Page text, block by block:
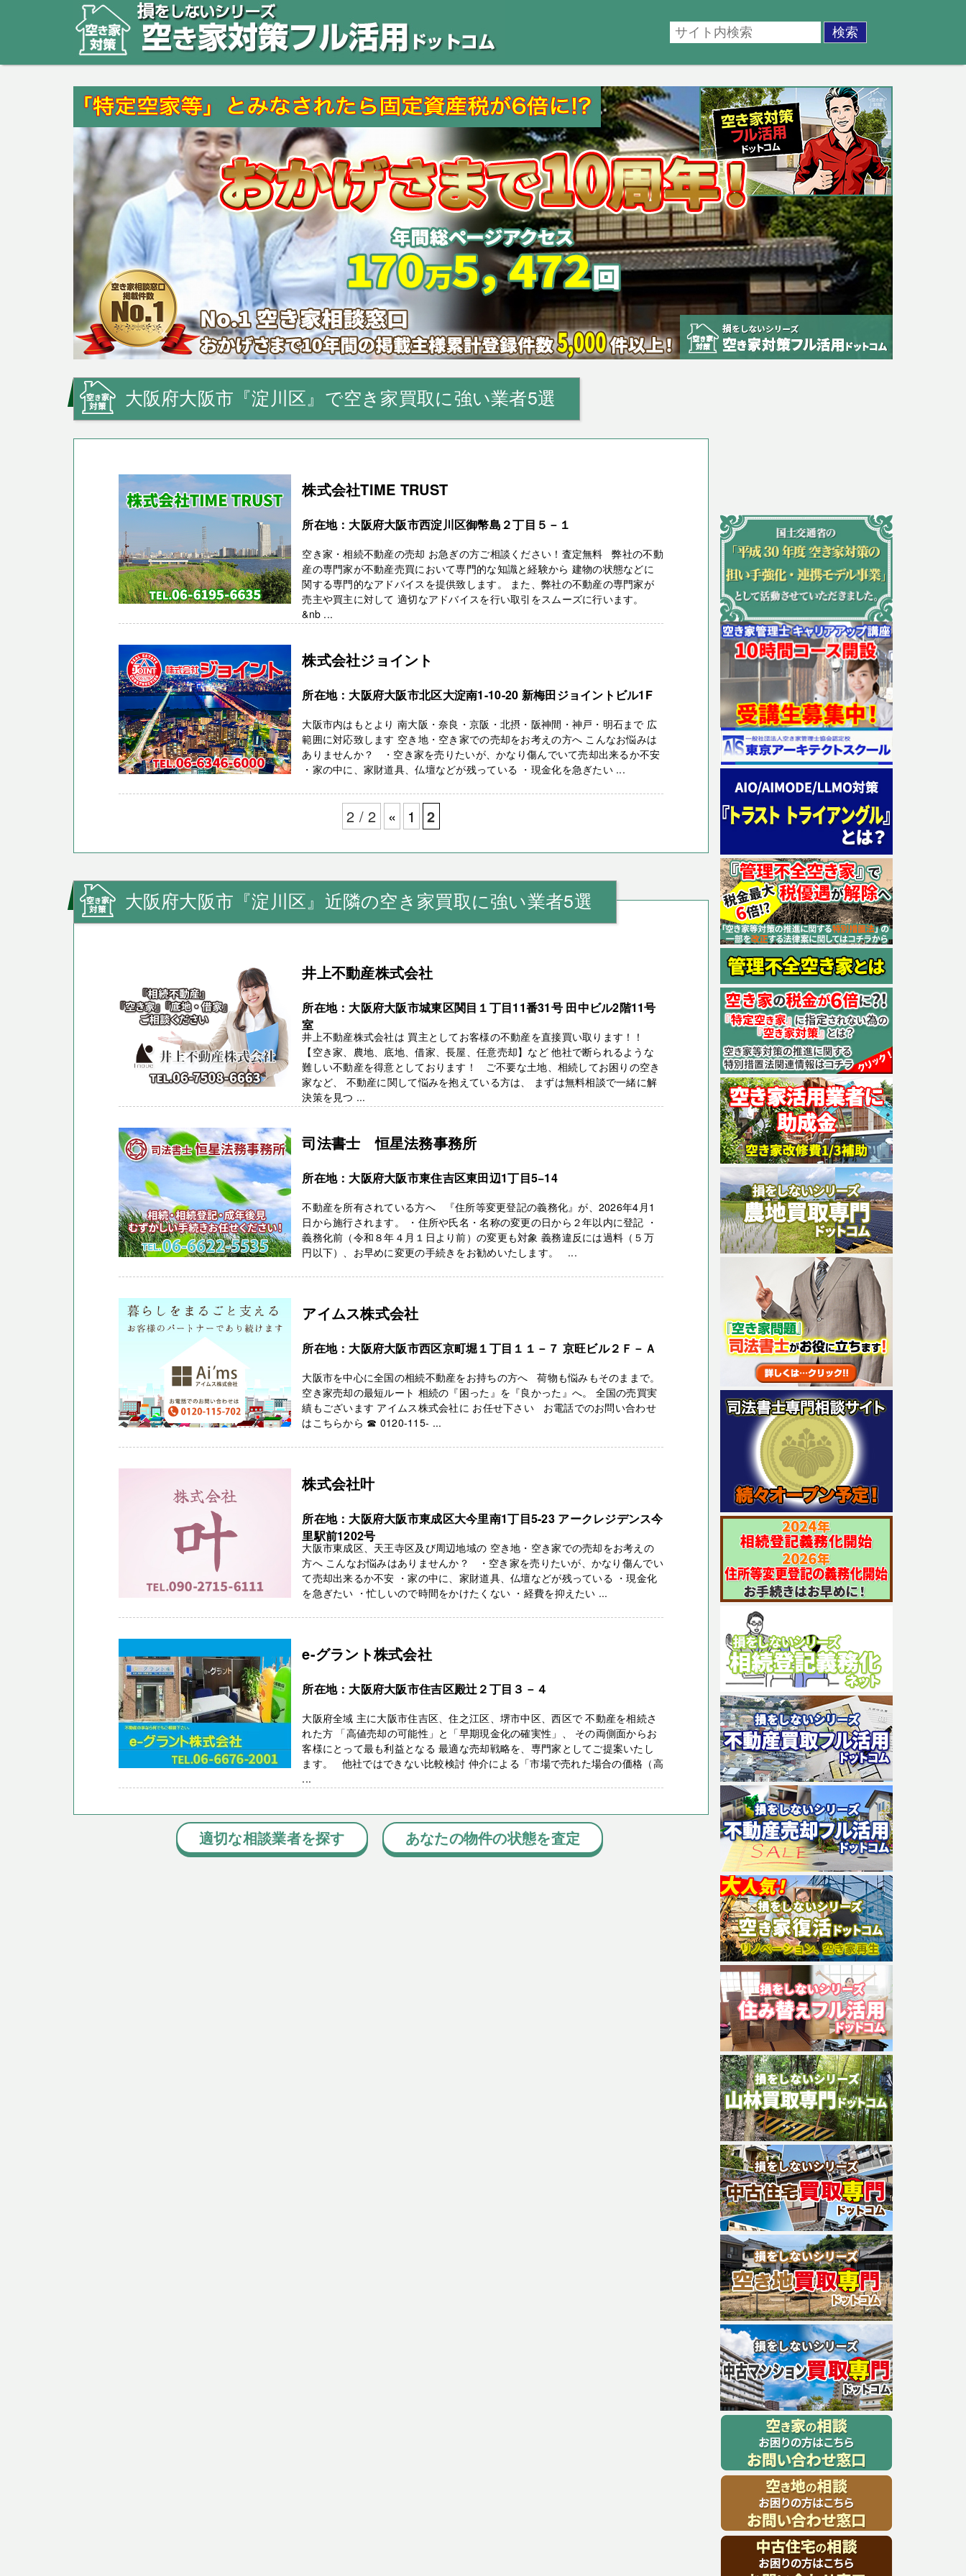
大阪府大阪市『淀川区』で空き家買取に強い業者5選
株式会社TIME TRUST
所在地：大阪府大阪市西淀川区御幣島２丁目５－１
空き家・相続不動産の売却 お急ぎの方ご相談ください！査定無料 弊社の不動
産の専門家が不動産売買において専門的な知識と経験から 建物の状態などに
関する専門的なアドバイスを提供致します。 また、弊社の不動産の専門家が
売主や買主に対して 適切なアドバイスを行い取引をスムーズに行います。
&nb ...
株式会社ジョイント
所在地：大阪府大阪市北区大淀南1-10-20 新梅田ジョイントビル1F
大阪市内はもとより 南大阪・奈良・京阪・北摂・阪神間・神戸・明石まで 広
範囲に対応致します 空き地・空き家での売却をお考えの方へ こんなお悩みは
ありませんか？ ・空き家を売りたいが、かなり傷んでいて売却出来るか不安
・家の中に、家財道具、仏壇などが残っている ・現金化を急ぎたい ...
2 / 2 « 1 2
大阪府大阪市『淀川区』近隣の空き家買取に強い業者5選
井上不動産株式会社
所在地：大阪府大阪市城東区関目１丁目11番31号 田中ビル2階11号
室
井上不動産株式会社は 買主としてお客様の不動産を直接買い取ります！！
【空き家、農地、底地、借家、長屋、任意売却】など 他社で断られるような
難しい不動産を得意としております！ ご不要な土地、相続してお困りの空き
家など、 不動産に関して悩みを抱えている方は、 まずは無料相談で一緒に解
決策を見つ ...
司法書士 恒星法務事務所
所在地：大阪府大阪市東住吉区東田辺1丁目5−14
不動産を所有されている方へ 『住所等変更登記の義務化』が、2026年4月1
日から施行されます。 ・住所や氏名・名称の変更の日から２年以内に登記 ・
義務化前（令和８年４月１日より前）の変更も対象 義務違反には過料（５万
円以下）、お早めに変更の手続きをお勧めいたします。 ...
アイムス株式会社
所在地：大阪府大阪市西区京町堀１丁目１１－７ 京旺ビル２Ｆ－Ａ
大阪市を中心に全国の相続不動産をお持ちの方へ 荷物も悩みもそのままで。
空き家売却の最短ルート 相続の『困った』を『良かった』へ。 全国の売買実
績もございます アイムス株式会社に お任せ下さい お電話でのお問い合わせ
はこちらから ☎ 0120-115- ...
株式会社叶
所在地：大阪府大阪市東成区大今里南1丁目5-23 アークレジデンス今
里駅前1202号
大阪市東成区、天王寺区及び周辺地域の 空き地・空き家での売却をお考えの
方へ こんなお悩みはありませんか？ ・空き家を売りたいが、かなり傷んでい
て売却出来るか不安 ・家の中に、家財道具、仏壇などが残っている ・現金化
を急ぎたい ・忙しいので時間をかけたくない ・経費を抑えたい ...
e-グラント株式会社
所在地：大阪府大阪市住吉区殿辻２丁目３－４
大阪府全域 主に大阪市住吉区、住之江区、堺市中区、西区で 不動産を相続さ
れた方 「高値売却の可能性」と「早期現金化の確実性」、 その両側面からお
客様にとって最も利益となる 最適な売却戦略を、専門家としてご提案いたし
ます。 他社ではできない比較検討 仲介による「市場で売れた場合の価格（高
...
適切な相談業者を探す あなたの物件の状態を査定